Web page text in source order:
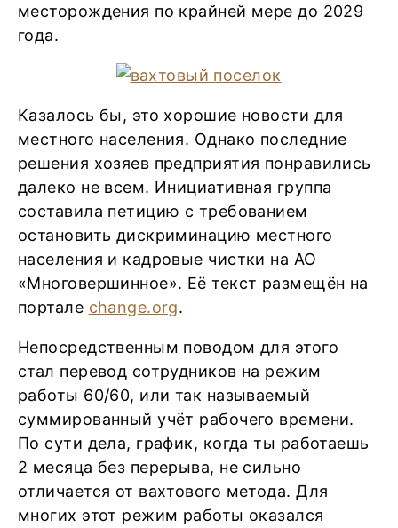
месторождения по крайней мере до 2029
года.
Казалось бы, это хорошие новости для
местного населения. Однако последние
решения хозяев предприятия понравились
далеко не всем. Инициативная группа
составила петицию с требованием
остановить дискриминацию местного
населения и кадровые чистки на АО
«Многовершинное». Её текст размещён на
портале change.org.
Непосредственным поводом для этого
стал перевод сотрудников на режим
работы 60/60, или так называемый
суммированный учёт рабочего времени.
По сути дела, график, когда ты работаешь
2 месяца без перерыва, не сильно
отличается от вахтового метода. Для
многих этот режим работы оказался